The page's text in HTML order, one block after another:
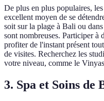
De plus en plus populaires,
excellent moyen de se
soit sur la plage à Bali ou
sont nombreuses. Participer à
profiter de l'instant présent
de visites. Recherchez les
votre niveau, comme le
3. Spa et Soins de